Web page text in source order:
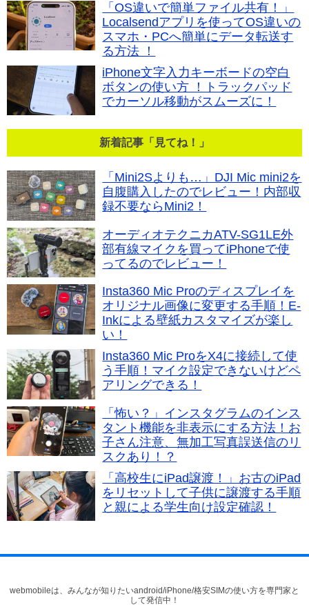
「OS違いで簡単ファイル共有！」
Localsendアプリを使ってOS違いの
スマホ・PCへ簡単にデータ転送す
る方法 ！
iPhone文字入力キーボードの空白
ボタンの使い方 ！トラックパッド
でカーソル移動がスムーズに！
新着記事「見てね！」
「Mini2Sよりも…」DJI Mic mini2を
自腹購入したのでレビュー！内部収
録不要ならMini2！
オーディオテクニカATV-SG1LE外
部有線マイクを買ってiPhoneで使
ってるのでレビュー！
Insta360 Mic Proのディスプレイを
オリジナル画像に変更する手順！E-
Inkによる壁紙カスタマイズが楽し
い！
Insta360 Mic ProをX4に接続して使
う手順！マイク設定できないけどペ
アリングできる！
「怖い？」インスタグラムのインス
タント機能を非表示にする方法！お
子さん注意、無加工写真誤送信のリ
スクあり！？
「高校生にiPad譲渡！」お古のiPad
をリセットして子供に譲渡する手順
と親による学生向け設定確認！
webmobileは、みんなが知りたいandroid/iPhone/格安SIMの使い方を専門家と
して発信中！